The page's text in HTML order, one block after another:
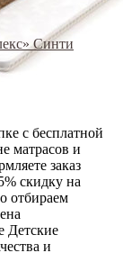
Синти
с бесплатной
матрасов и
заказ
скидку на
отбираем
Детские
и